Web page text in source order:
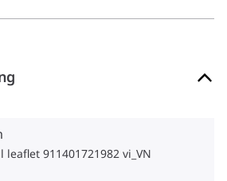
911401721982 vi_VN